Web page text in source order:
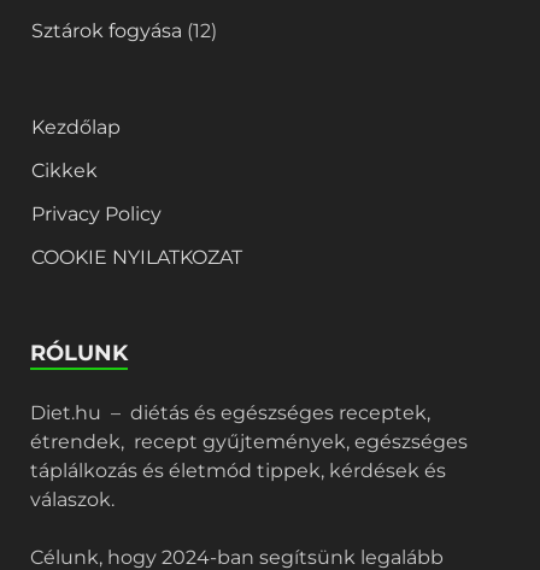
Sztárok fogyása (12)
Kezdőlap
Cikkek
Privacy Policy
COOKIE NYILATKOZAT
RÓLUNK
Diet.hu – diétás és egészséges receptek,
étrendek, recept gyűjtemények, egészséges
táplálkozás és életmód tippek, kérdések és
válaszok.
Célunk, hogy 2024-ban segítsünk legalább